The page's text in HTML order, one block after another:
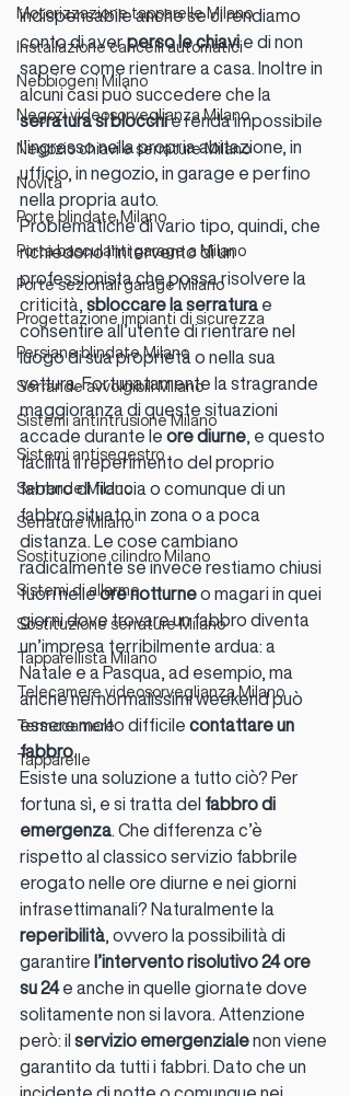
Motorizzazione tapparelle Milano
Installazione cancelli automatici
Nebbiogeni Milano
Negozi videosorveglianza Milano
Negozio chiavi e serrature Milano
Novità
Porte blindate Milano
Porta basculanti garage a Milano
Porte sezionali garage Milano
Progettazione impianti di sicurezza
Persiane blindate Milano
Serrande avvolgibili Milano
Sistemi antintrusione Milano
Sistemi antiseqestro
Serrande Milano
Serrature Milano
Sostituzione cilindro Milano
Sistemi di allarme
Sostituzione serrature Milano
Tapparellista Milano
Telecamere videosorveglianza Milano
Termocamere
Tapparelle
indispensabile anche se ci rendiamo
conto di aver perso le chiavi e di non
sapere come rientrare a casa. Inoltre in
alcuni casi può succedere che la
serratura si blocchi e renda impossibile
l’ingresso nella propria abitazione, in
ufficio, in negozio, in garage e perfino
nella propria auto.
Problematiche di vario tipo, quindi, che
richiedono l’intervento di un
professionista che possa risolvere la
criticità, sbloccare la serratura e
consentire all’utente di rientrare nel
luogo di sua proprietà o nella sua
vettura. Fortunatamente la stragrande
maggioranza di queste situazioni
accade durante le ore diurne, e questo
facilita il reperimento del proprio
fabbro di fiducia o comunque di un
fabbro situato in zona o a poca
distanza. Le cose cambiano
radicalmente se invece restiamo chiusi
fuori nelle ore notturne o magari in quei
giorni dove trovare un fabbro diventa
un’impresa terribilmente ardua: a
Natale e a Pasqua, ad esempio, ma
anche nei normalissimi weekend può
essere molto difficile contattare un
fabbro.
Esiste una soluzione a tutto ciò? Per
fortuna sì, e si tratta del fabbro di
emergenza. Che differenza c’è
rispetto al classico servizio fabbrile
erogato nelle ore diurne e nei giorni
infrasettimanali? Naturalmente la
reperibilità, ovvero la possibilità di
garantire l’intervento risolutivo 24 ore
su 24 e anche in quelle giornate dove
solitamente non si lavora. Attenzione
però: il servizio emergenziale non viene
garantito da tutti i fabbri. Dato che un